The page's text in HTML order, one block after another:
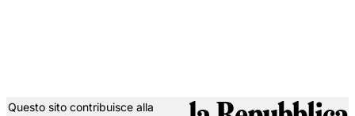
Questo sito contribuisce alla